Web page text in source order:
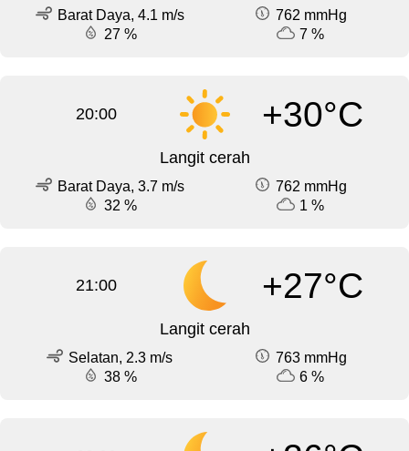
Barat Daya, 4.1 m/s
762 mmHg
27 %
7 %
20:00 +30°C
Langit cerah
Barat Daya, 3.7 m/s
762 mmHg
32 %
1 %
21:00 +27°C
Langit cerah
Selatan, 2.3 m/s
763 mmHg
38 %
6 %